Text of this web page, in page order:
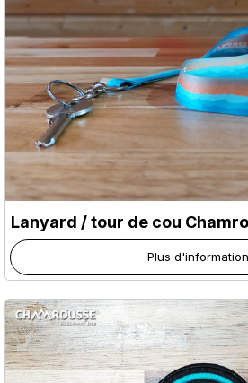
Lanyard / tour de cou
Plus